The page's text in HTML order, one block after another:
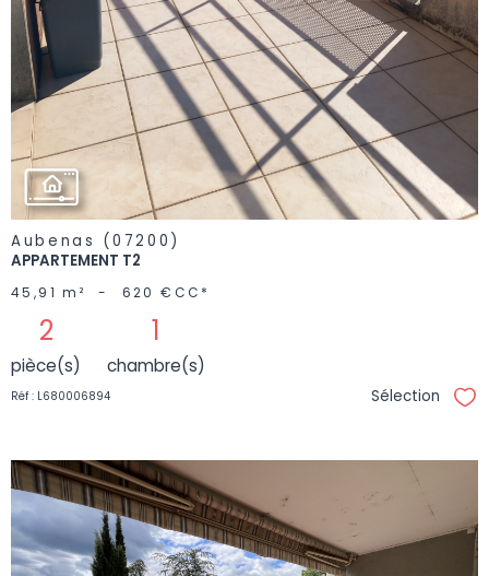
Aubenas (07200)
APPARTEMENT T2
45,91 m² - 620 € CC*
2
pièce(s)
1
chambre(s)
Réf : L680006894 Sélection